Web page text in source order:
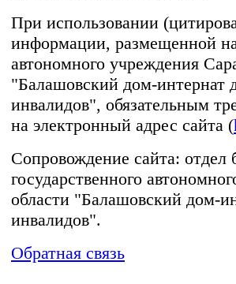
При использовании
информации, размещенной на
автономного учреждения
"Балашовский дом-интернат
инвалидов", обязательным
на электронный адрес сайта (
Сопровождение сайта: отдел
государственного
области "Балашовский дом-
инвалидов".
Обратная связь